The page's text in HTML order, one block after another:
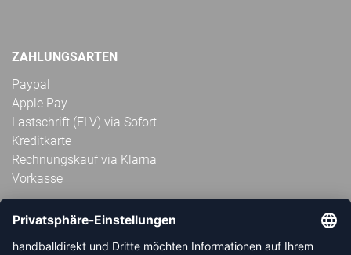
ZAHLUNGSARTEN
Paypal
Apple Pay
Lastschrift (ELV) via Sofort
Kreditkarte
Rechnungskauf via Klarna
Vorkasse
ABONNIERE JETZT DEN KOSTENLOSEN
HANDBALLDIREKT-NEWSLETTER UND VERPASSE KEINE